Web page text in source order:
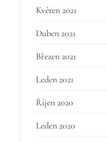
Květen 2021
Duben 2021
Březen 2021
Leden 2021
Říjen 2020
Leden 2020